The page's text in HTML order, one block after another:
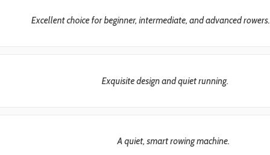
Excellent choice for beginner, intermediate, and advanced rowers.
Exquisite design and quiet running.
A quiet, smart rowing machine.